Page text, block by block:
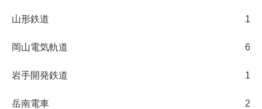
山形鉄道 1
岡山電気軌道 6
岩手開発鉄道 1
岳南電車 2